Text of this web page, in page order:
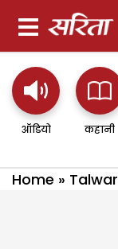
ऑडियो कहानी
Home » Talwar